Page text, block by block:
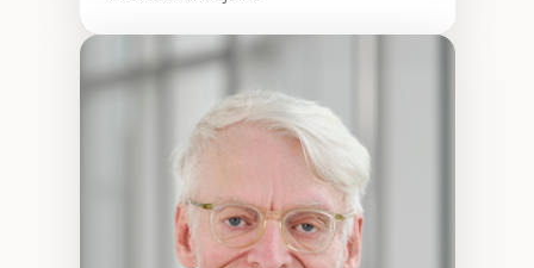
Expertises
Ethnographie critique des environnements
d’apprentissage des étudiant.e.s
Approche transdisciplinaire des
compétences socioaffectives et
interculturelles
Didactique des langues secondes et
compétence pragmatique
Andragogie
Méthodologies de recherche qualitative